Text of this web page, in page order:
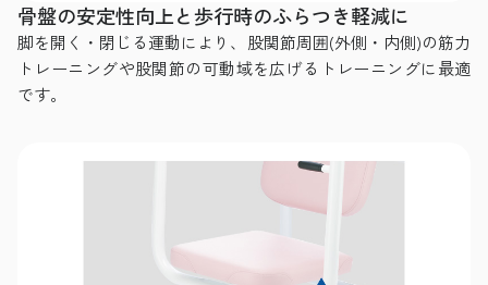
骨盤の安定性向上と歩行時のふらつき軽減に
脚を開く・閉じる運動により、股関節周囲(外側・内側)の筋力
トレーニングや股関節の可動域を広げるトレーニングに最適
です。